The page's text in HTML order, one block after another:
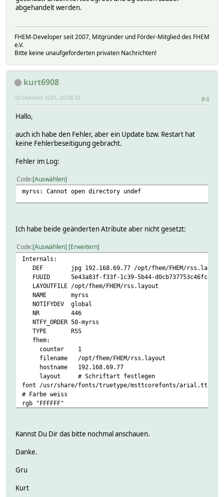
abgehandelt werden.
FHEM-Developer seit 2007, Mitgründer und Förder-Mitglied des FHEM
e.V.
Bitte keine unaufgeforderten privaten Nachrichten!
kurt6908
#4
10 Oktober 2021, 20:08:32
Hallo,
auch ich habe den Fehler, aber ein Update bzw. Restart hat
keine Fehlerbeseitigung gebracht.
Fehler im Log:
Code Auswählen
myrss: Cannot open directory undef
Ich habe beide geänderten Atribute aber nicht gesetzt:
Code Auswählen Erweitern
Internals:
DEF jpg 192.168.69.77 /opt/fhem/FHEM/rss.layout
FUUID 5e43a83f-f33f-1c39-5b44-d0cb737753c46fc4
LAYOUTFILE /opt/fhem/FHEM/rss.layout
NAME myrss
NOTIFYDEV global
NR 446
NTFY_ORDER 50-myrss
TYPE RSS
fhem:
counter 1
filename /opt/fhem/FHEM/rss.layout
hostname 192.168.69.77
layout # Schriftart festlegen
font /usr/share/fonts/truetype/msttcorefonts/arial.ttf
# Farbe weiss
rgb "FFFFFF"
# 0.4 * 600 = 240
line 0 440 800 440
# wir bauen uns eine Kopfzeile
Kannst Du Dir das bitte nochmal anschauen.
Danke.
Gru
Kurt